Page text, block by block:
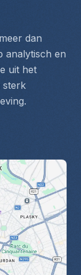
dan
analytisch en
uit het
sterk